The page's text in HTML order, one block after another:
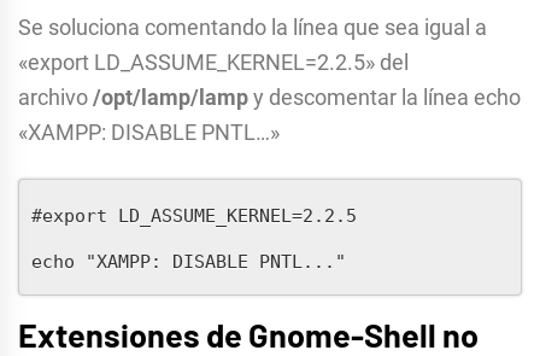
Se soluciona comentando la línea que sea igual a
«export LD_ASSUME_KERNEL=2.2.5» del
archivo/opt/lamp/lampy descomentar la línea echo
«XAMPP: DISABLE PNTL…»
#export LD_ASSUME_KERNEL=2.2.5
echo "XAMPP: DISABLE PNTL..."
Extensiones de Gnome-Shell no